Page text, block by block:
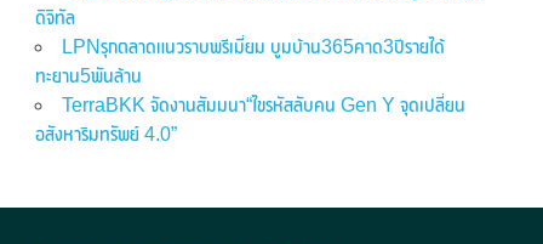
ดิจิทัล
LPNรุกตลาดแนวราบพรีเมี่ยม บูมบ้าน365คาด3ปีรายได้
ทะยาน5พันล้าน
TerraBKK จัดงานสัมมนา“ไขรหัสลับคน Gen Y จุดเปลี่ยน
อสังหาริมทรัพย์ 4.0”